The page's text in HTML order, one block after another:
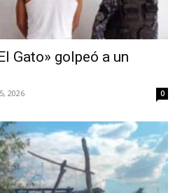
Gato» golpeó a un
2026 0